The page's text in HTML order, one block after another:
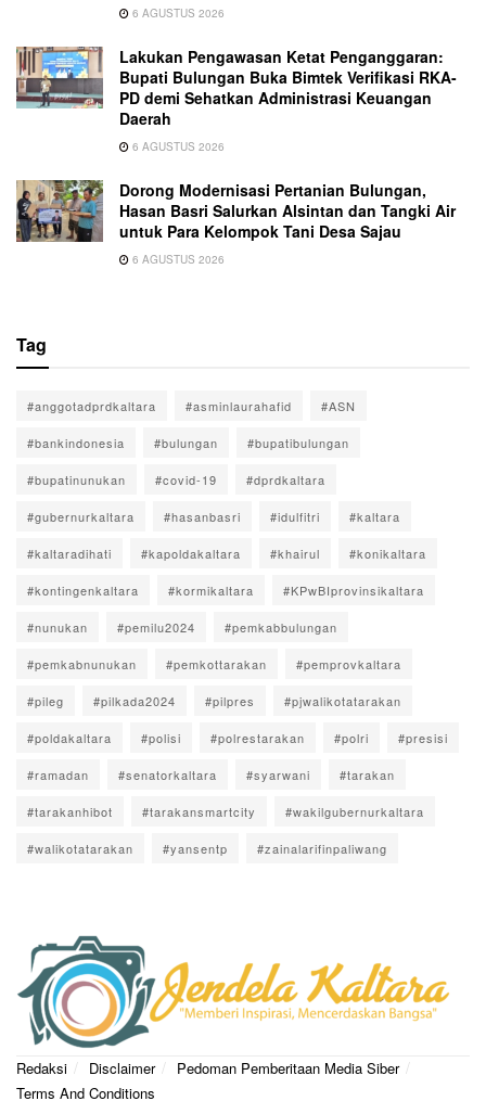
6 AGUSTUS 2026
Lakukan Pengawasan Ketat Penganggaran:
Bupati Bulungan Buka Bimtek Verifikasi RKA-
PD demi Sehatkan Administrasi Keuangan
Daerah
6 AGUSTUS 2026
Dorong Modernisasi Pertanian Bulungan,
Hasan Basri Salurkan Alsintan dan Tangki Air
untuk Para Kelompok Tani Desa Sajau
6 AGUSTUS 2026
Tag
#anggotadprdkaltara #asminlaurahafid #ASN
#bankindonesia #bulungan #bupatibulungan
#bupatinunukan #covid-19 #dprdkaltara
#gubernurkaltara #hasanbasri #idulfitri #kaltara
#kaltaradihati #kapoldakaltara #khairul #konikaltara
#kontingenkaltara #kormikaltara #KPwBIprovinsikaltara
#nunukan #pemilu2024 #pemkabbulungan
#pemkabnunukan #pemkottarakan #pemprovkaltara
#pileg #pilkada2024 #pilpres #pjwalikotatarakan
#poldakaltara #polisi #polrestarakan #polri #presisi
#ramadan #senatorkaltara #syarwani #tarakan
#tarakanhibot #tarakansmartcity #wakilgubernurkaltara
#walikotatarakan #yansentp #zainalarifinpaliwang
Redaksi Disclaimer
Pedoman Pemberitaan Media Siber
Terms And Conditions